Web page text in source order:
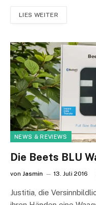
LIES WEITER
NEWS & REVIEWS
Die Beets BLU
von Jasmin 13. Juli 2016
Justitia, die